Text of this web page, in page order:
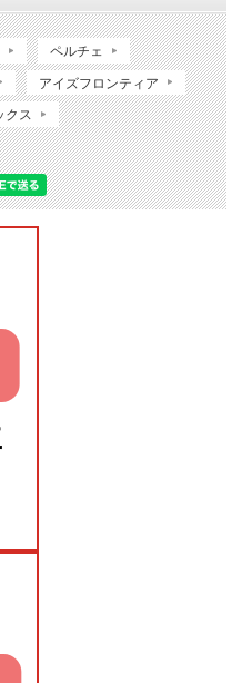
ペルチェ
アイズフロンティア
クス